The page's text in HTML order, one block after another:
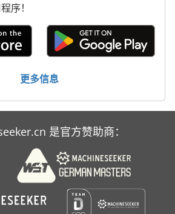
序！
更多信息
是官方赞助商：